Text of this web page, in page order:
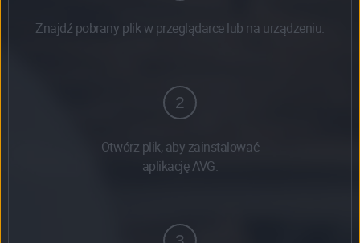
Znajdź pobrany plik w przeglądarce lub na urządzeniu.
2
Otwórz plik, aby zainstalować
aplikację AVG.